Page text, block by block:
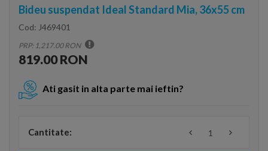
Bideu suspendat Ideal Standard Mia, 36x55 cm
Cod: J469401
PRP: 1,217.00 RON
819.00 RON
Ati gasit in alta parte mai ieftin?
Cantitate: